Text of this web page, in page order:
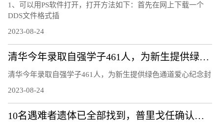
1、可以用PS软件打开，打开方法如下：首先在网上下载一个
DDS文件格式插
2023-08-24
清华今年录取自强学子461人，为新生提供绿色通道爱心纪念封
清华今年录取自强学子461人，为新生提供绿色通道爱心纪念封
2023-08-24
10名遇难者遗体已全部找到，普里戈任确认遇难